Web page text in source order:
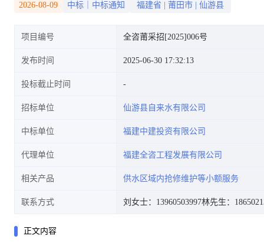
2026-08-09 中标｜中标通知 福建省 莆田市 仙游县
项目编号 全咨莆采招[2025]006号
发布时间 2025-06-30 17:32:13
投标截止时间
招标单位 仙游县自来水有限公司
中标单位 福建中建投资有限公司
代理单位 福建全咨工程发展有限公司
相关产品 供水区域内抢修维护等小额服务
联系方式 刘女士：13960503997林先生：
正文内容